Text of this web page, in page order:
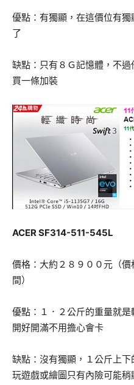
優點：有獨顯，在這價位有
了
缺點：只有８Ｇ記憶體，不
買一條加裝
ACER SF314-511-545L
價格：大約２８９００元（
間）
優點：１．２公斤的重量就
開好開滿不用擔心會卡
缺點：沒有獨顯，１公斤上
玩遊戲或繪圖只有內險可能稍